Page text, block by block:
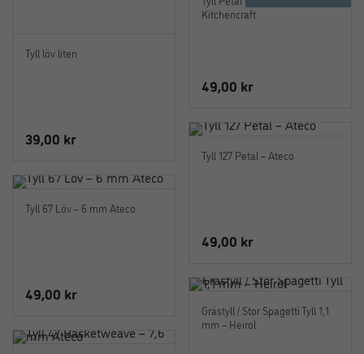
Tyll löv liten
39,00 kr
Kitchencraft
49,00 kr
Tyll 127 Petal – Ateco
49,00 kr
Tyll 67 Löv – 6 mm Ateco
49,00 kr
Grästyll / Stor Spagetti Tyll 1,1
mm – Heirol